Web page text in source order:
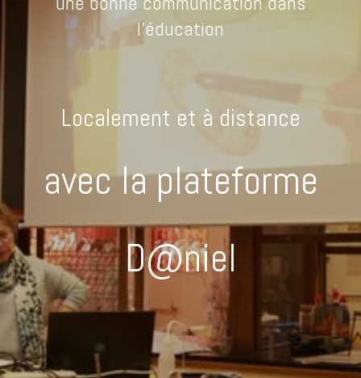
l'éducation
Localement et à distance
avec la plateforme
D@niel